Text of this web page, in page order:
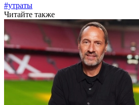
#утраты
Читайте также